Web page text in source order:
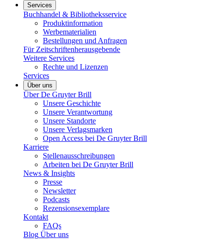
Services
Buchhandel & Bibliotheksservice
Produktinformation
Werbematerialien
Bestellungen und Anfragen
Für Zeitschriftenherausgebende
Weitere Services
Rechte und Lizenzen
Services
Über uns
Über De Gruyter Brill
Unsere Geschichte
Unsere Verantwortung
Unsere Standorte
Unsere Verlagsmarken
Open Access bei De Gruyter Brill
Karriere
Stellenausschreibungen
Arbeiten bei De Gruyter Brill
News & Insights
Presse
Newsletter
Podcasts
Rezensionsexemplare
Kontakt
FAQs
Blog Über uns